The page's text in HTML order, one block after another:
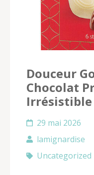
Douceur
Chocolat
Irrésistible
29 mai 2026
lamignardise
Uncategorized